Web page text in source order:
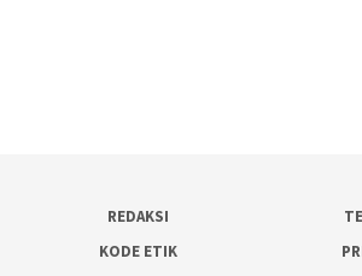
REDAKSI
KODE ETIK